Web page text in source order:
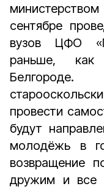
сентябре
вузов ЦФО
раньше,
провести
будут
молодёжь в
возвращение
дружим и все